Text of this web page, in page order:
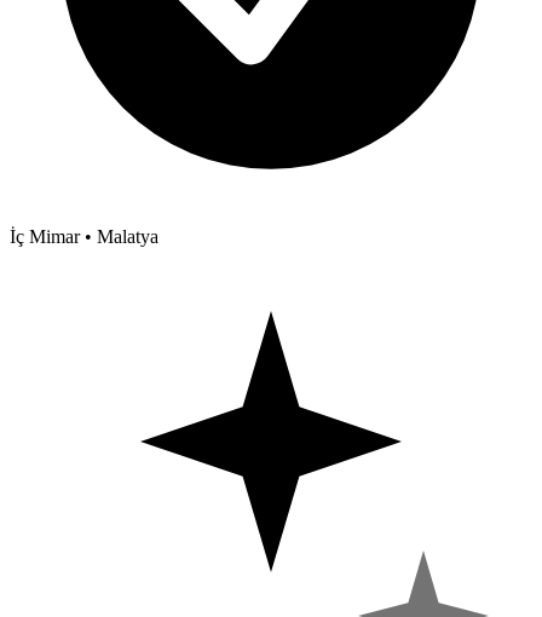
İç Mimar • Malatya